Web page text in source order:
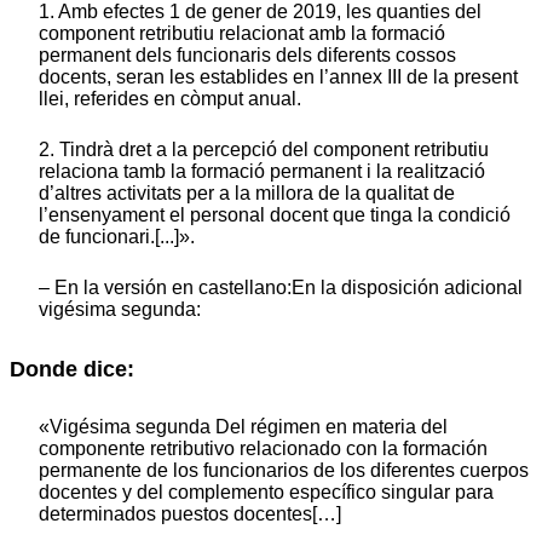
1. Amb efectes 1 de gener de 2019, les quanties del
component retributiu relacionat amb la formació
permanent dels funcionaris dels diferents cossos
docents, seran les establides en l’annex III de la present
llei, referides en còmput anual.
2. Tindrà dret a la percepció del component retributiu
relaciona tamb la formació permanent i la realització
d’altres activitats per a la millora de la qualitat de
l’ensenyament el personal docent que tinga la condició
de funcionari.[...]».
– En la versión en castellano:En la disposición adicional
vigésima segunda:
Donde dice:
«Vigésima segunda Del régimen en materia del
componente retributivo relacionado con la formación
permanente de los funcionarios de los diferentes cuerpos
docentes y del complemento específico singular para
determinados puestos docentes[…]